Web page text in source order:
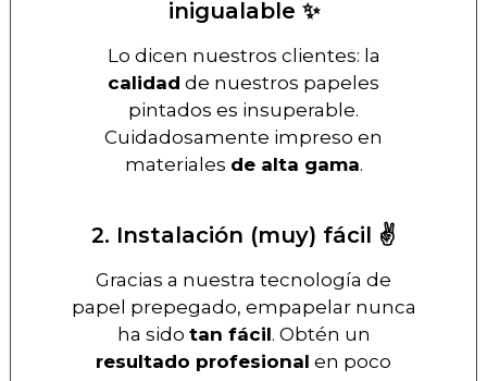
inigualable ✨
Lo dicen nuestros clientes: la
calidad de nuestros papeles
pintados es insuperable.
Cuidadosamente impreso en
materiales de alta gama.
2. Instalación (muy) fácil ✌️
Gracias a nuestra tecnología de
papel prepegado, empapelar nunca
ha sido tan fácil. Obtén un
resultado profesional en poco